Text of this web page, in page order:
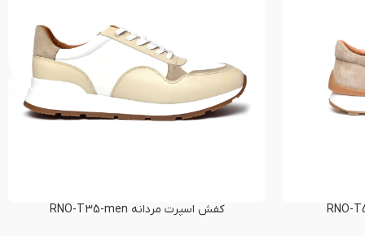
کفش اسپرت مردانه RNO-T35-men